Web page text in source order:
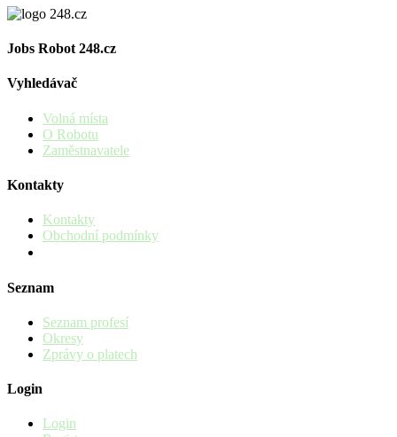
Jobs Robot 248.cz
Vyhledávač
Volná místa
O Robotu
Zaměstnavatele
Kontakty
Kontakty
Obchodní podmínky
Seznam
Seznam profesí
Okresy
Zprávy o platech
Login
Login